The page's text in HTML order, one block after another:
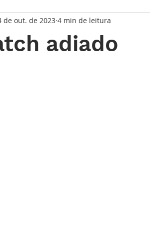
Principal Série Solares
adiado
de out. de 2023 4 min de leitura
5 estrelas.